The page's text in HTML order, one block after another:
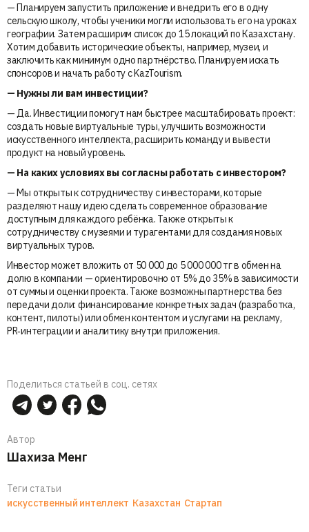
— Планируем запустить приложение и внедрить его в одну
сельскую школу, чтобы ученики могли использовать его на уроках
географии. Затем расширим список до 15 локаций по Казахстану.
Хотим добавить исторические объекты, например, музеи, и
заключить как минимум одно партнёрство. Планируем искать
спонсоров и начать работу с KazTourism.
— ⁠Нужны ли вам инвестиции?
— Да. Инвестиции помогут нам быстрее масштабировать проект:
создать новые виртуальные туры, улучшить возможности
искусственного интеллекта, расширить команду и вывести
продукт на новый уровень.
— На каких условиях вы согласны работать с инвестором?
— Мы открыты к сотрудничеству с инвесторами, которые
разделяют нашу идею сделать современное образование
доступным для каждого ребёнка. Также открыты к
сотрудничеству с музеями и турагентами для создания новых
виртуальных туров.
Инвестор может вложить от 50 000 до 5 000 000 тг в обмен на
долю в компании — ориентировочно от 5% до 35% в зависимости
от суммы и оценки проекта. Также возможны партнерства без
передачи доли: финансирование конкретных задач (разработка,
контент, пилоты) или обмен контентом и услугами на рекламу,
PR‑интеграции и аналитику внутри приложения.
Поделиться статьей в соц. сетях
Автор
Шахиза Менг
Теги статьи
искусственный интеллект Казахстан Стартап